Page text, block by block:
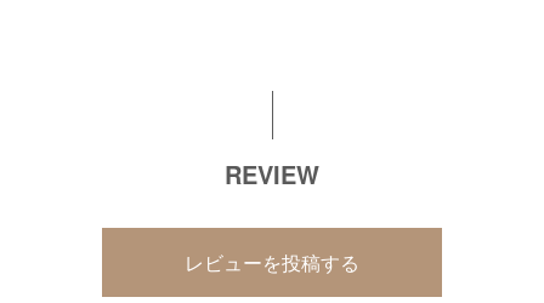
REVIEW
レビューを投稿する